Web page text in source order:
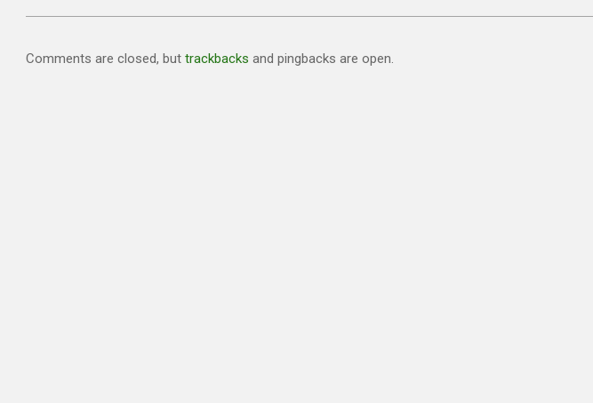
Comments are closed, but trackbacks and pingbacks are open.